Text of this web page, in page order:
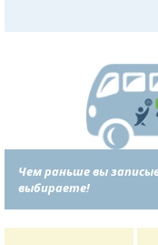
Чем раньше вы
выбираете!